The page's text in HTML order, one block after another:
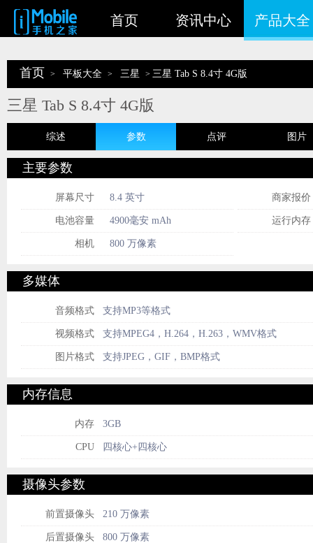
首页 资讯中心 产品大全
首页 > 平板大全 > 三星 > 三星 Tab S 8.4寸 4G版
三星 Tab S 8.4寸 4G版
综述 参数 点评 图片
主要参数
屏幕尺寸 8.4 英寸 商家报价
电池容量 4900毫安 mAh 运行内存
相机 800 万像素
多媒体
音频格式 支持MP3等格式
视频格式 支持MPEG4，H.264，H.263，WMV格式
图片格式 支持JPEG，GIF，BMP格式
内存信息
内存 3GB
CPU 四核心+四核心
摄像头参数
前置摄像头 210 万像素
后置摄像头 800 万像素